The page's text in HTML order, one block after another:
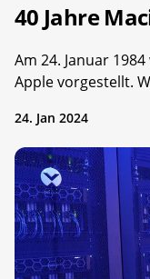
40 Jahre
Am 24. Januar
Apple vorgestellt.
24. Jan 2024